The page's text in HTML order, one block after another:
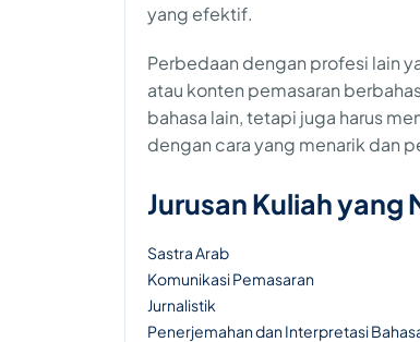
yang efektif.
Perbedaan dengan profesi lain
atau konten pemasaran
bahasa lain, tetapi juga harus
dengan cara yang menarik dan
Jurusan Kuliah yang
Sastra Arab
Komunikasi Pemasaran
Jurnalistik
Penerjemahan dan Interpretasi